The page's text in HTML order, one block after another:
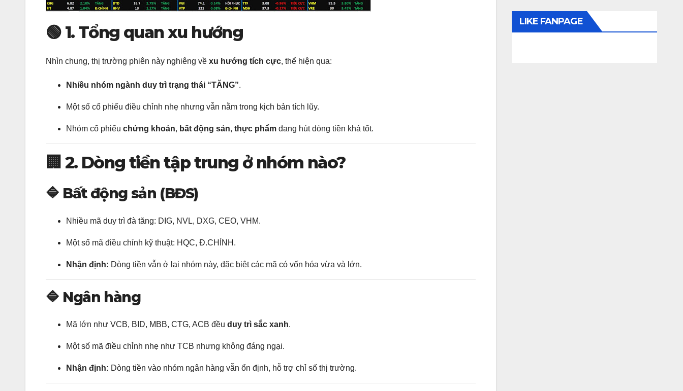
🟢 1. Tổng quan xu hướng
Nhìn chung, thị trường phiên này nghiêng về xu hướng tích cực, thể hiện qua:
Nhiều nhóm ngành duy trì trạng thái “TĂNG”.
Một số cổ phiếu điều chỉnh nhẹ nhưng vẫn nằm trong kịch bản tích lũy.
Nhóm cổ phiếu chứng khoán, bất động sản, thực phẩm đang hút dòng tiền khá tốt.
🏢 2. Dòng tiền tập trung ở nhóm nào?
🔷 Bất động sản (BĐS)
Nhiều mã duy trì đà tăng: DIG, NVL, DXG, CEO, VHM.
Một số mã điều chỉnh kỹ thuật: HQC, Đ.CHÍNH.
Nhận định: Dòng tiền vẫn ở lại nhóm này, đặc biệt các mã có vốn hóa vừa và lớn.
🔷 Ngân hàng
Mã lớn như VCB, BID, MBB, CTG, ACB đều duy trì sắc xanh.
Một số mã điều chỉnh nhẹ như TCB nhưng không đáng ngại.
Nhận định: Dòng tiền vào nhóm ngân hàng vẫn ổn định, hỗ trợ chỉ số thị trường.
LIKE FANPAGE